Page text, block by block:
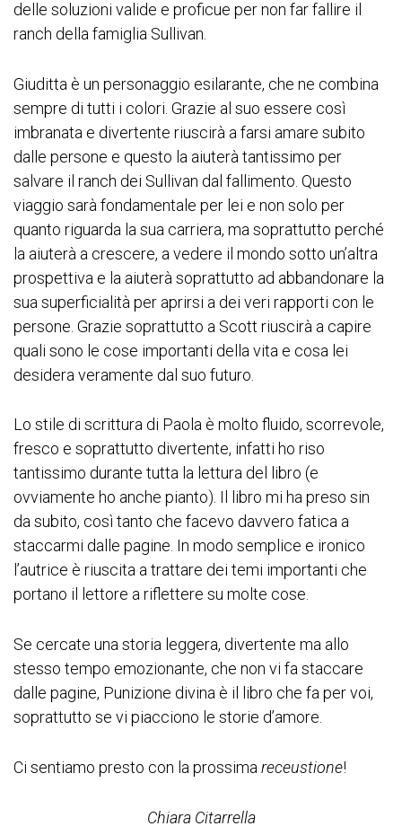
delle soluzioni valide e proficue per non far fallire il
ranch della famiglia Sullivan.
Giuditta è un personaggio esilarante, che ne combina
sempre di tutti i colori. Grazie al suo essere così
imbranata e divertente riuscirà a farsi amare subito
dalle persone e questo la aiuterà tantissimo per
salvare il ranch dei Sullivan dal fallimento. Questo
viaggio sarà fondamentale per lei e non solo per
quanto riguarda la sua carriera, ma soprattutto perché
la aiuterà a crescere, a vedere il mondo sotto un’altra
prospettiva e la aiuterà soprattutto ad abbandonare la
sua superficialità per aprirsi a dei veri rapporti con le
persone. Grazie soprattutto a Scott riuscirà a capire
quali sono le cose importanti della vita e cosa lei
desidera veramente dal suo futuro.
Lo stile di scrittura di Paola è molto fluido, scorrevole,
fresco e soprattutto divertente, infatti ho riso
tantissimo durante tutta la lettura del libro (e
ovviamente ho anche pianto). Il libro mi ha preso sin
da subito, così tanto che facevo davvero fatica a
staccarmi dalle pagine. In modo semplice e ironico
l’autrice è riuscita a trattare dei temi importanti che
portano il lettore a riflettere su molte cose.
Se cercate una storia leggera, divertente ma allo
stesso tempo emozionante, che non vi fa staccare
dalle pagine, Punizione divina è il libro che fa per voi,
soprattutto se vi piacciono le storie d’amore.
Ci sentiamo presto con la prossima receustione!
Chiara Citarrella